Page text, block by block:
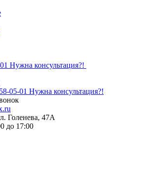
Нужна консультация?!
05-01 Нужна консультация?!
Голенева, 47А
до 17:00